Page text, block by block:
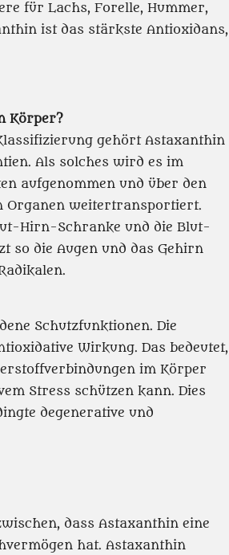
für Lachs, Forelle, Hummer,
ist das stärkste Antioxidans,
Körper?
gehört Astaxanthin
Als solches wird es im
aufgenommen und über den
Organen weitertransportiert.
Hirn-Schranke und die Blut-
so die Augen und das Gehirn
Schutzfunktionen. Die
Wirkung. Das bedeutet,
im Körper
Stress schützen kann. Dies
degenerative und
dass Astaxanthin eine
hat. Astaxanthin